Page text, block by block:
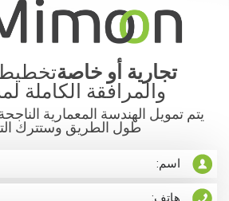
تجارية أو خاصة
والمرافقة الكاملة
يتم تمويل الهندسة المعمارية
طول الطريق وستترك